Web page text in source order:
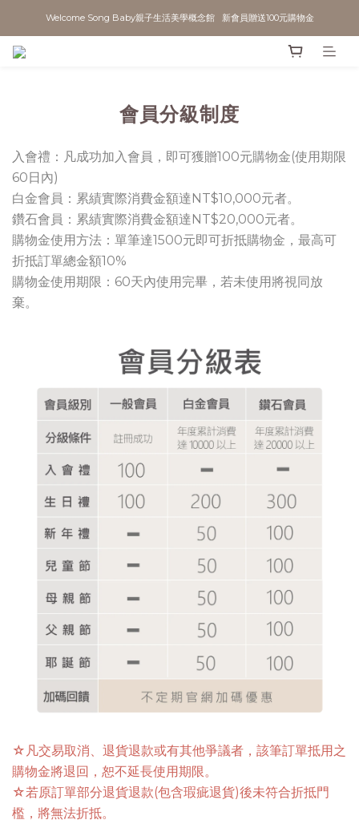
Welcome Song Baby親子生活美學概念館   新會員贈送100元購物金
會員分級制度
入會禮：凡成功加入會員，即可獲贈100元購物金(使用期限
60日內)
白金會員：累績實際消費金額達NT$10,000元者。
鑽石會員：累績實際消費金額達NT$20,000元者。
購物金使用方法：單筆達1500元即可折抵購物金，最高可
折抵訂單總金額10%
購物金使用期限：60天內使用完畢，若未使用將視同放
棄。
☆凡交易取消、退貨退款或有其他爭議者，該筆訂單抵用之
購物金將退回，恕不延長使用期限。
☆若原訂單部分退貨退款(包含瑕疵退貨)後未符合折抵門
檻， 將無法折抵。